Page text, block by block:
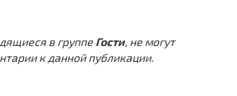
в группе Гости, не могут
к данной публикации.